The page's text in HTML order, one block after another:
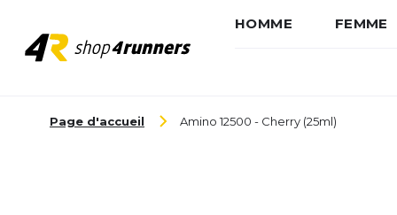
HOMME FEMME
Page d'accueil Amino 12500 - Cherry (25ml)